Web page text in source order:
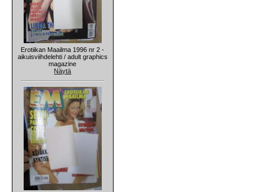
Erotiikan Maailma 1996 nr 2 -
aikuisviihdelehti / adult graphics
magazine
Näytä